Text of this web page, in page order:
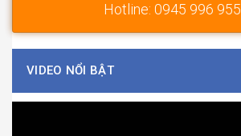
Hotline: 0945 996 955
VIDEO NỔI BẬT